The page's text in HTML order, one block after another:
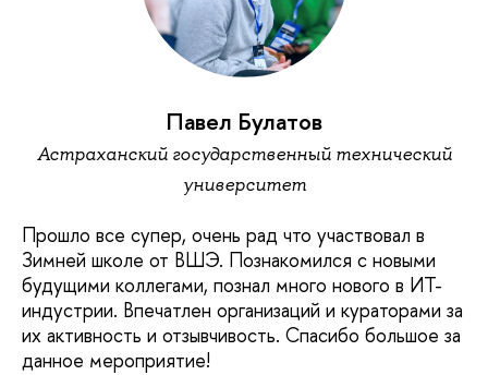
Павел Булатов
Астраханский государственный технический
университет
Прошло все супер, очень рад что участвовал в
Зимней школе от ВШЭ. Познакомился с новыми
будущими коллегами, познал много нового в ИТ-
индустрии. Впечатлен организаций и кураторами за
их активность и отзывчивость. Спасибо большое за
данное мероприятие!